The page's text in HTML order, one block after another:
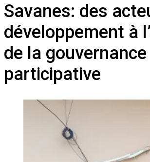
Savanes: des
développement à
de la gouvernance
participative